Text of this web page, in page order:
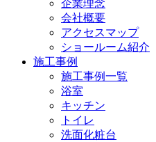
企業理念
会社概要
アクセスマップ
ショールーム紹介
施工事例
施工事例一覧
浴室
キッチン
トイレ
洗面化粧台